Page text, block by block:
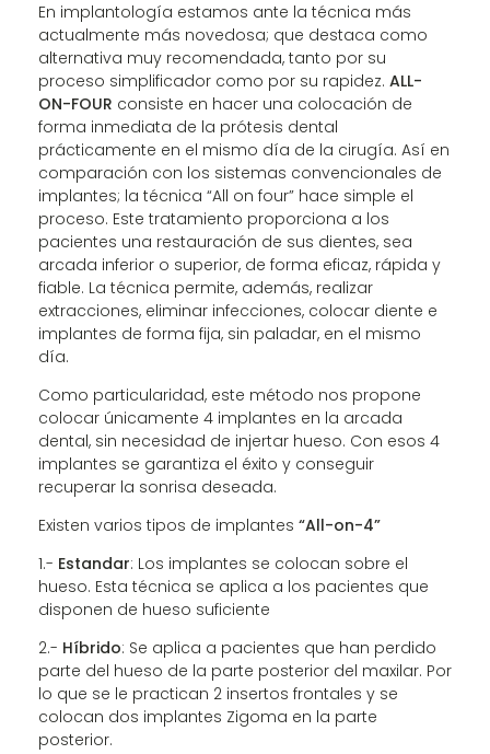
En implantología estamos ante la técnica más
actualmente más novedosa; que destaca como
alternativa muy recomendada, tanto por su
proceso simplificador como por su rapidez. ALL-
ON-FOUR consiste en hacer una colocación de
forma inmediata de la prótesis dental
prácticamente en el mismo día de la cirugía. Así en
comparación con los sistemas convencionales de
implantes; la técnica “All on four” hace simple el
proceso. Este tratamiento proporciona a los
pacientes una restauración de sus dientes, sea
arcada inferior o superior, de forma eficaz, rápida y
fiable. La técnica permite, además, realizar
extracciones, eliminar infecciones, colocar diente e
implantes de forma fija, sin paladar, en el mismo
día.
Como particularidad, este método nos propone
colocar únicamente 4 implantes en la arcada
dental, sin necesidad de injertar hueso. Con esos 4
implantes se garantiza el éxito y conseguir
recuperar la sonrisa deseada.
Existen varios tipos de implantes “All-on-4”
1.- Estandar: Los implantes se colocan sobre el
hueso. Esta técnica se aplica a los pacientes que
disponen de hueso suficiente
2.- Híbrido: Se aplica a pacientes que han perdido
parte del hueso de la parte posterior del maxilar. Por
lo que se le practican 2 insertos frontales y se
colocan dos implantes Zigoma en la parte
posterior.